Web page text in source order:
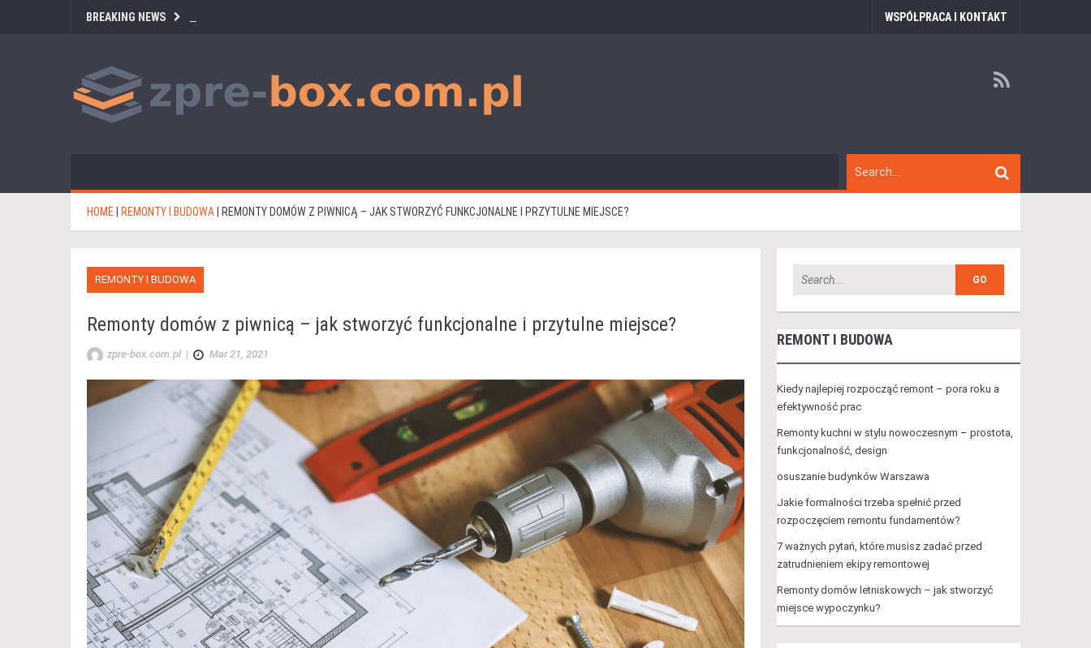
BREAKING NEWS WSPÓŁPRACA I KONTAKT
HOME REMONTY I BUDOWA REMONTY DOMÓW Z PIWNICĄ – JAK STWORZYĆ FUNKCJONALNE I PRZYTULNE MIEJSCE?
REMONTY I BUDOWA
Remonty domów z piwnicą – jak stworzyć funkcjonalne i przytulne miejsce?
zpre-box.com.pl | Mar 21, 2021
REMONT I BUDOWA
Kiedy najlepiej rozpocząć remont – pora roku a
efektywność prac
Remonty kuchni w stylu nowoczesnym – prostota,
funkcjonalność, design
osuszanie budynków Warszawa
Jakie formalności trzeba spełnić przed
rozpoczęciem remontu fundamentów?
7 ważnych pytań, które musisz zadać przed
zatrudnieniem ekipy remontowej
Remonty domów letniskowych – jak stworzyć
miejsce wypoczynku?